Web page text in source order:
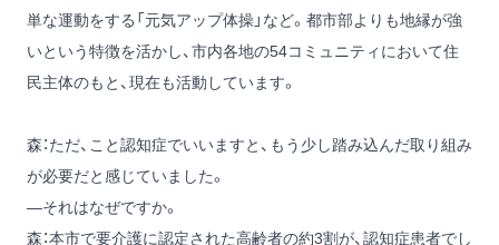
単な運動をする「元気アップ体操」など。都市部よりも地縁が強
いという特徴を活かし、市内各地の54コミュニティにおいて住
民主体のもと、現在も活動しています。
森：ただ、こと認知症でいいますと、もう少し踏み込んだ取り組み
が必要だと感じていました。
―それはなぜですか。
森：本市で要介護に認定された高齢者の約3割が、認知症患者でし